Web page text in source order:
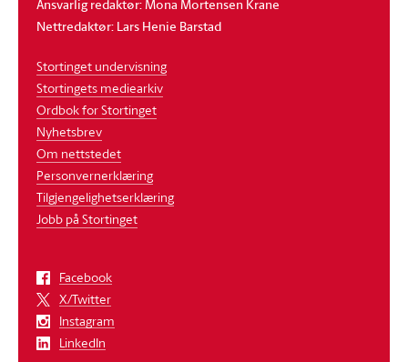
Ansvarlig redaktør: Mona Mortensen Krane
Nettredaktør: Lars Henie Barstad
Stortinget undervisning
Stortingets mediearkiv
Ordbok for Stortinget
Nyhetsbrev
Om nettstedet
Personvernerklæring
Tilgjengelighetserklæring
Jobb på Stortinget
Facebook
X/Twitter
Instagram
LinkedIn